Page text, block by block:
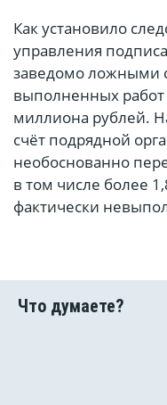
Как установило
управления
заведомо ложными
выполненных
миллиона рублей.
счёт подрядной
необоснованно
в том числе более
фактически